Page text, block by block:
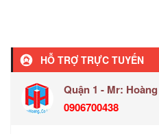
HỖ TRỢ TRỰC TUYẾN
Quận 1 - Mr: Hoàng
0906700438